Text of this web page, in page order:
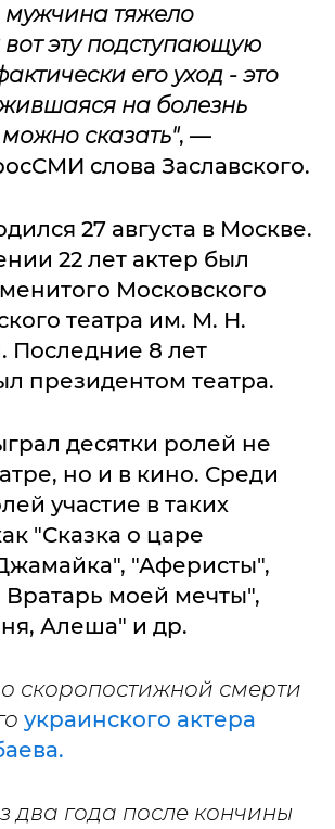
тяжело
эту подступающую
его уход - это
на болезнь
сказать", —
слова Заславского.
27 августа в Москве.
22 лет актер был
Московского
театра им. М. Н.
Последние 8 лет
президентом театра.
десятки ролей не
но и в кино. Среди
участие в таких
"Сказка о царе
"Аферисты",
моей мечты",
Алеша" и др.
скоропостижной смерти
украинского актера
два года после кончины